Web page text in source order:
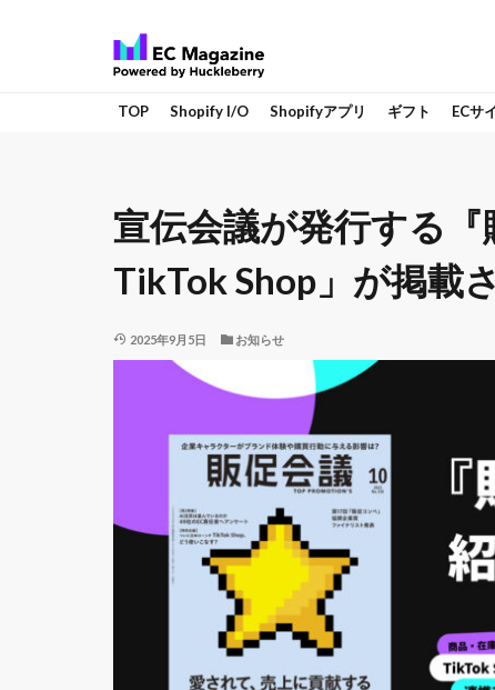
TOP Shopify I/O Shopifyアプリ ギフト ECサ
宣伝会議が発行する
TikTok Shop」が掲載
2025年9月5日 お知らせ